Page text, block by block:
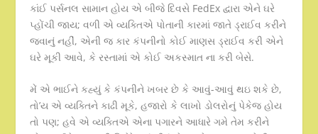
કાંઈ પર્સનલ સામાન હોય એ બીજે દિવસે FedEx દ્વારા એને ઘરે
પ્હોંચી જાય; વળી એ વ્યક્તિએ પોતાની કારમાં જાતે ડ્રાઈવ કરીને
જવાનું નહીં, એની જ કાર કંપનીનો કોઈ માણસ ડ્રાઈવ કરી એને
ઘરે મૂકી આવે, કે રસ્તામાં એ કોઈ અકસ્માત ના કરી બેસે.
મેં એ ભાઈને કહ્યું કે કંપનીને ખબર છે કે આવું-આવું થઇ શકે છે,
તો’ય એ વ્યક્તિને કાઢી મૂકે, હજારો કે લાખો ડોલરોનું પેકેજ હોય
તો પણ; હવે એ વ્યક્તિએ એના પગારને આધારે ગમે તેમ કરીને